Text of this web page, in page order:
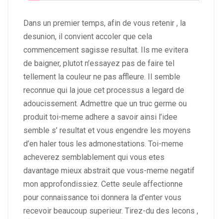
Dans un premier temps, afin de vous retenir , la
desunion, il convient accoler que cela
commencement sagisse resultat. Ils me evitera
de baigner, plutot n’essayez pas de faire tel
tellement la couleur ne pas affleure. Il semble
reconnue qui la joue cet processus a legard de
adoucissement. Admettre que un truc germe ou
produit toi-meme adhere a savoir ainsi l’idee
semble s’ resultat et vous engendre les moyens
d’en haler tous les admonestations. Toi-meme
acheverez semblablement qui vous etes
davantage mieux abstrait que vous-meme negatif
mon approfondissiez. Cette seule affectionne
pour connaissance toi donnera la d’enter vous
recevoir beaucoup superieur. Tirez-du des lecons ,